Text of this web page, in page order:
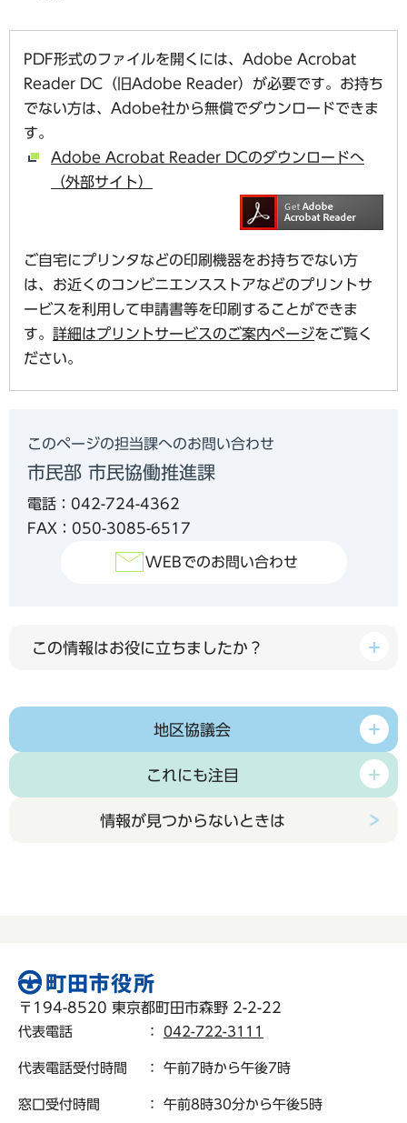
PDF形式のファイルを開くには、Adobe Acrobat
Reader DC（旧Adobe Reader）が必要です。お持ち
でない方は、Adobe社から無償でダウンロードできま
す。
Adobe Acrobat Reader DCのダウンロードへ
（外部サイト）
ご自宅にプリンタなどの印刷機器をお持ちでない方
は、お近くのコンビニエンスストアなどのプリントサ
ービスを利用して申請書等を印刷することができま
す。 詳細はプリントサービスのご案内ページをご覧く
ださい。
このページの担当課へのお問い合わせ
市民部 市民協働推進課
電話：042-724-4362
FAX：050-3085-6517
WEBでのお問い合わせ
この情報はお役に立ちましたか？
地区協議会
これにも注目
情報が見つからないときは
〒194-8520 東京都町田市森野 2-2-22
代表電話 ： 042-722-3111
代表電話受付時間 ： 午前7時から午後7時
窓口受付時間 ： 午前8時30分から午後5時